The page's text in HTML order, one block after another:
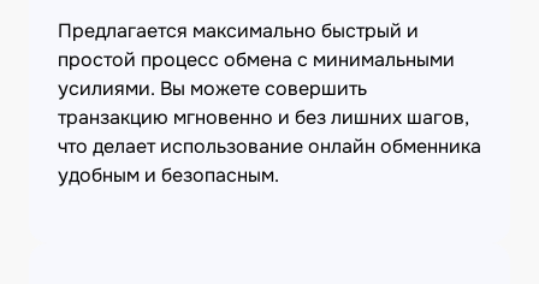
Предлагается максимально быстрый и
простой процесс обмена с минимальными
усилиями. Вы можете совершить
транзакцию мгновенно и без лишних шагов,
что делает использование онлайн обменника
удобным и безопасным.